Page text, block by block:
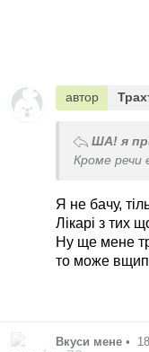
автор
ША! я
Кроме речи
Я не бачу,
Лікарі з тих
Ну ще мене
то може
Вкуси мене •